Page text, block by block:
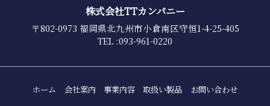
株式会社TTカンパニー
〒802-0973 福岡県北九州市小倉南区守恒1-4-25-405
TEL :093-961-0220
ホーム 会社案内 事業内容 取扱い製品 お問い合わせ